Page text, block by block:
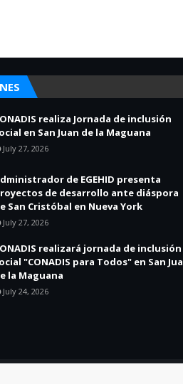
realiza Jornada de inclusión
en San Juan de la Maguana
July 27, 2026
de EGEHID presenta
de desarrollo ante diáspora
San Cristóbal en Nueva York
July 27, 2026
realizará jornada de inclusión
"CONADIS para Todos" en San
la Maguana
July 24, 2026